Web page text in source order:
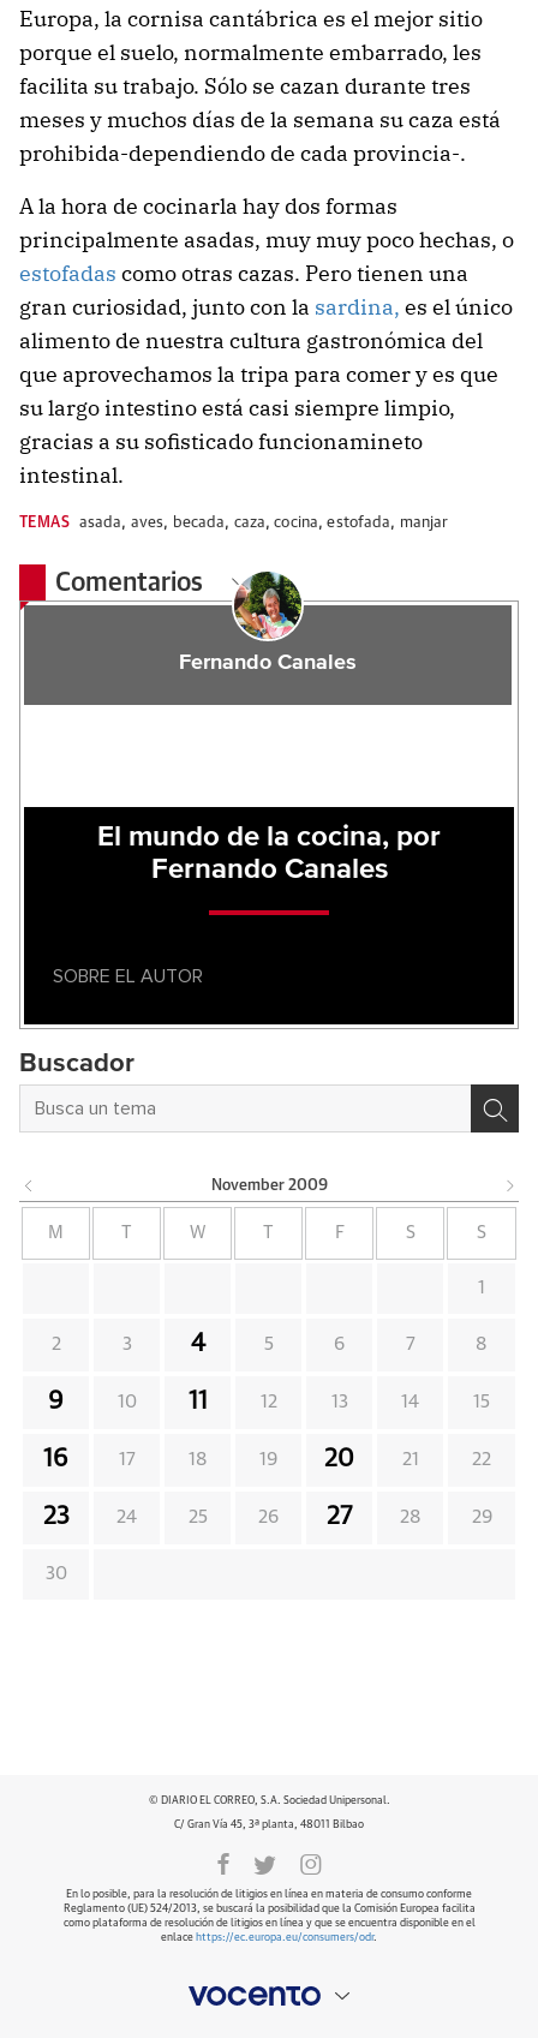
Europa, la cornisa cantábrica es el mejor sitio
porque el suelo, normalmente embarrado, les
facilita su trabajo. Sólo se cazan durante tres
meses y muchos días de la semana su caza está
prohibida-dependiendo de cada provincia-.
A la hora de cocinarla hay dos formas
principalmente asadas, muy muy poco hechas, o
estofadas como otras cazas. Pero tienen una
gran curiosidad, junto con la sardina, es el único
alimento de nuestra cultura gastronómica del
que aprovechamos la tripa para comer y es que
su largo intestino está casi siempre limpio,
gracias a su sofisticado funcionamineto
intestinal.
TEMAS asada, aves, becada, caza,cocina,estofada, manjar
Comentarios
Fernando Canales
El mundo de la cocina, por
Fernando Canales
SOBRE EL AUTOR
Buscador
November 2009
M W F S S
1
2 3 4 5 6 7 8
9 10 11 12 13 14 15
16 17 18 19 20 21 22
23 24 25 26 27 28 29
30
© DIARIO EL CORREO, S.A. Sociedad Unipersonal.
C/ Gran Vía 45, 3ª planta, 48011 Bilbao
En lo posible, para la resolución de litigios en línea en materia de consumo conforme
Reglamento (UE) 524/2013, se buscará la posibilidad que la Comisión Europea facilita
como plataforma de resolución de litigios en línea y que se encuentra disponible en el
enlace https://ec.europa.eu/consumers/odr.